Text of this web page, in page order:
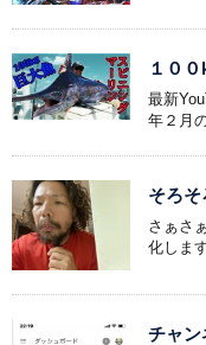
１０
最新
年２月
そろ
さぁさ
化しま
チャン